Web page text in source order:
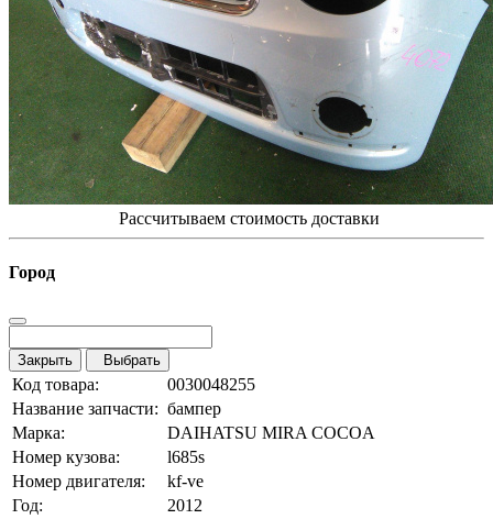
Рассчитываем стоимость доставки
Город
Закрыть Выбрать
Код товара:
0030048255
Название запчасти: бампер
Марка:
DAIHATSU MIRA COCOA
Номер кузова:
l685s
Номер двигателя:
kf-ve
Год:
2012